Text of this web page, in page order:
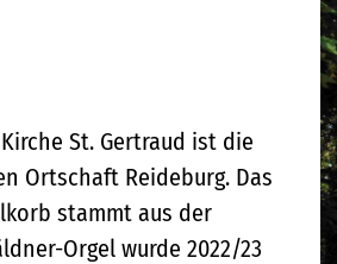
St. Gertraud ist die
Ortschaft Reideburg. Das
stammt aus der
Orgel wurde 2022/23